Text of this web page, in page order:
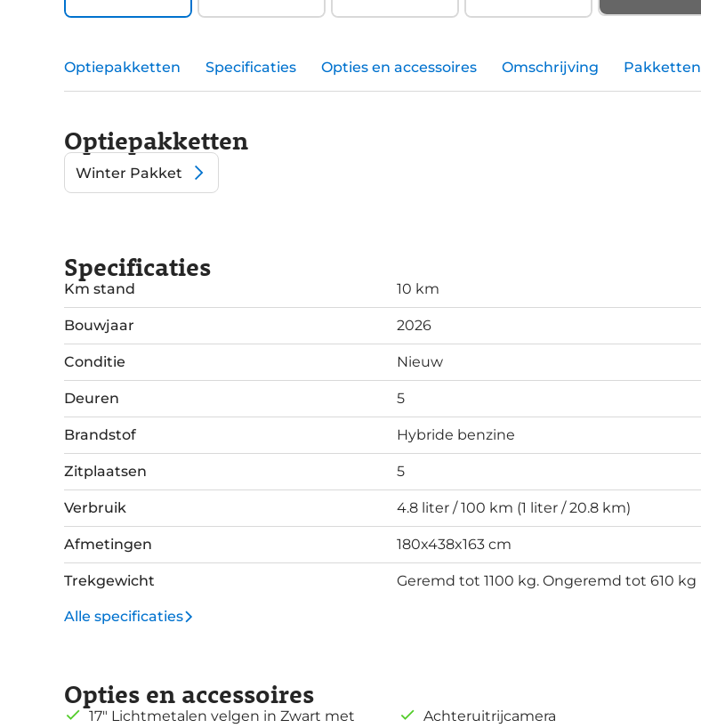
Optiepakketten Specificaties Opties en accessoires Omschrijving Pakketten
Optiepakketten
Winter Pakket
Specificaties
Km stand 10 km
Bouwjaar 2026
Conditie Nieuw
Deuren 5
Brandstof Hybride benzine
Zitplaatsen 5
Verbruik 4.8 liter / 100 km (1 liter / 20.8 km)
Afmetingen 180x438x163 cm
Trekgewicht Geremd tot 1100 kg. Ongeremd tot 610 kg
Alle specificaties
Opties en accessoires
17" Lichtmetalen velgen in Zwart met
Achteruitrijcamera